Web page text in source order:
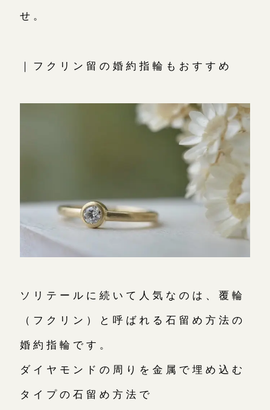
せ。
｜フクリン留の婚約指輪もおすすめ
ソリテールに続いて人気なのは、覆輪
（フクリン）と呼ばれる石留め方法の
婚約指輪です。
ダイヤモンドの周りを金属で埋め込む
タイプの石留め方法で